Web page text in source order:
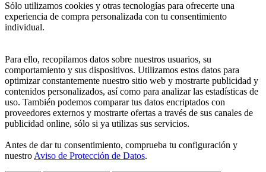
Sólo utilizamos cookies y otras tecnologías para ofrecerte una
experiencia de compra personalizada con tu consentimiento
individual.
Para ello, recopilamos datos sobre nuestros usuarios, su
comportamiento y sus dispositivos. Utilizamos estos datos para
optimizar constantemente nuestro sitio web y mostrarte publicidad y
contenidos personalizados, así como para analizar las estadísticas de
uso. También podemos comparar tus datos encriptados con
proveedores externos y mostrarte ofertas a través de sus canales de
publicidad online, sólo si ya utilizas sus servicios.
Antes de dar tu consentimiento, comprueba tu configuración y
nuestro Aviso de Protección de Datos.